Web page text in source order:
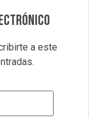
a este